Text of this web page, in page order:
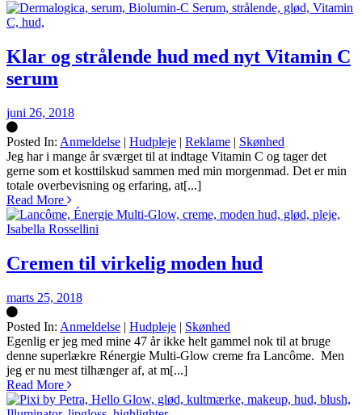
Klar og strålende hud med nyt Vitamin C
serum
juni 26, 2018
Posted In: Anmeldelse | Hudpleje | Reklame | Skønhed
Silke
Jeg har i mange år sværget til at indtage Vitamin C og tager det
gerne som et kosttilskud sammen med min morgenmad. Det er min
totale overbevisning og erfaring, at[...]
Read More
Cremen til virkelig moden hud
marts 25, 2018
Posted In: Anmeldelse | Hudpleje | Skønhed
Silke
Egenlig er jeg med mine 47 år ikke helt gammel nok til at bruge
denne superlækre Rénergie Multi-Glow creme fra Lancôme. Men
jeg er nu mest tilhænger af, at m[...]
Read More